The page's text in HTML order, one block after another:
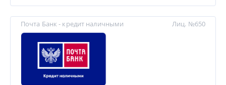
Почта Банк - кредит наличными Лиц. №650